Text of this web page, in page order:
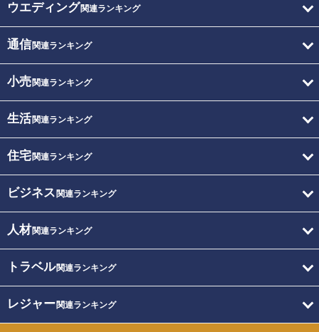
ウエディング関連ランキング
通信関連ランキング
小売関連ランキング
生活関連ランキング
住宅関連ランキング
ビジネス 関連ランキング
人材関連ランキング
トラベル関連ランキング
レジャー関連ランキング